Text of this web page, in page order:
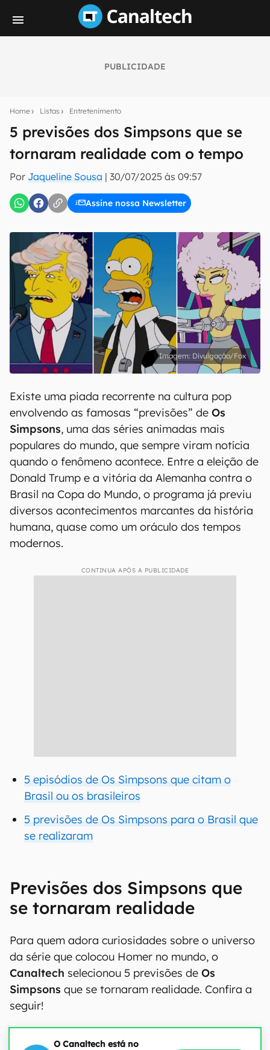
PUBLICIDADE
Home Listas Entretenimento
5 previsões dos Simpsons que se
tornaram realidade com o tempo
Por Jaqueline Sousa | 30/07/2025 às 09:57
Assine nossa Newsletter
notícias e reviews sobre tecnologia em primeira
E-mail
inscreva-se
Confirmo que li, aceito e concordo com os Termos de
Uso e Política de Privacidade do Canaltech.
Divulgação/Fox
Existe uma piada recorrente na cultura pop
envolvendo as famosas “previsões” de Os
Simpsons, uma das séries animadas mais
populares do mundo, que sempre viram notícia
quando o fenômeno acontece. Entre a eleição de
Donald Trump e a vitória da Alemanha contra o
Brasil na Copa do Mundo, o programa já previu
diversos acontecimentos marcantes da história
humana, quase como um oráculo dos tempos
modernos.
CONTINUA APÓS A PUBLICIDADE
5 episódios de Os Simpsons que citam o
Brasil ou os brasileiros
5 previsões de Os Simpsons para o Brasil que
se realizaram
Previsões dos Simpsons que
se tornaram realidade
Para quem adora curiosidades sobre o universo
da série que colocou Homer no mundo, o
Canaltech selecionou 5 previsões de Os
Simpsons que se tornaram realidade. Confira a
seguir!
O Canaltech está no